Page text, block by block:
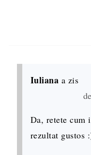
Iuliana a zis
Da, retete cum
rezultat gustos